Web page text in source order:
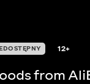
12+
from